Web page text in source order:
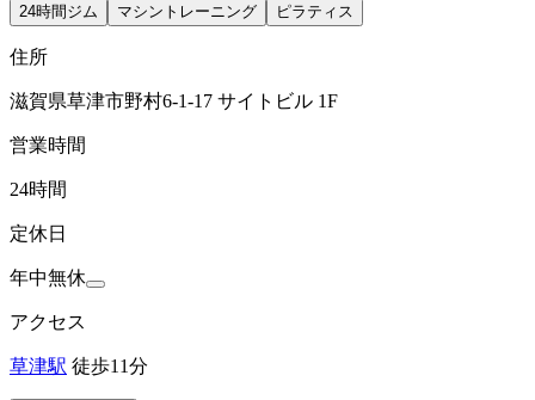
24時間ジム
マシントレーニング ピラティス
住所
滋賀県草津市野村6-1-17 サイトビル 1F
営業時間
24時間
定休日
年中無休
アクセス
草津駅 徒歩11分